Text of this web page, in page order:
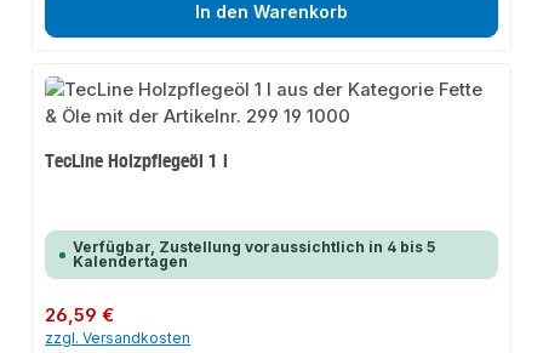
In den Warenkorb
TecLine Holzpflegeöl 1 l
Verfügbar, Zustellung voraussichtlich in 4 bis 5
Kalendertagen
Regulärer Preis:
26,59 €
zzgl. Versandkosten